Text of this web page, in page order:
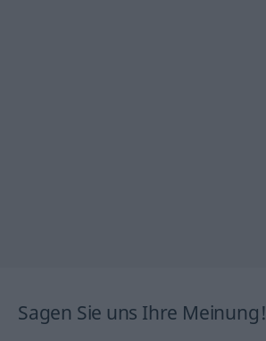
Sagen Sie uns Ihre Meinung!